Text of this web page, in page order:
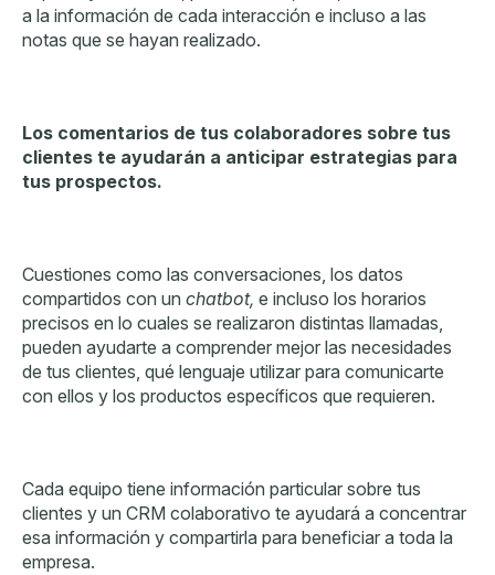
a la información de cada interacción e incluso a las
notas que se hayan realizado.
Los comentarios de tus colaboradores sobre tus
clientes te ayudarán a anticipar estrategias para
tus prospectos.
Cuestiones como las conversaciones, los datos
compartidos con un chatbot, e incluso los horarios
precisos en lo cuales se realizaron distintas llamadas,
pueden ayudarte a comprender mejor las necesidades
de tus clientes, qué lenguaje utilizar para comunicarte
con ellos y los productos específicos que requieren.
Cada equipo tiene información particular sobre tus
clientes y un CRM colaborativo te ayudará a concentrar
esa información y compartirla para beneficiar a toda la
empresa.